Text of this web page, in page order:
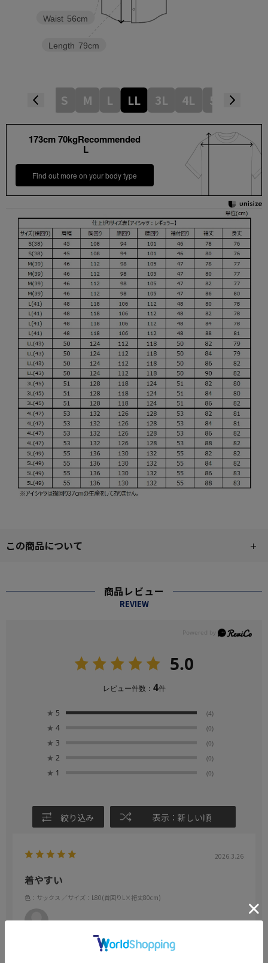
Length 79cm
Waist 56cm
S M L LL 3L 4L 5L
173cm 70kgRecommended
L
Find out more on your body type
この商品について
商品レビュー
REVIEW
5.0
レビュー件数： 4件
★ 5 (4)
★ 4 (0)
★ 3 (0)
★ 2 (0)
★ 1 (0)
絞り込み 表示：新しい順
2026.3.26
着やすい
色：サックス ／サイズ：L80(首回りL×裄丈80cm)
no name